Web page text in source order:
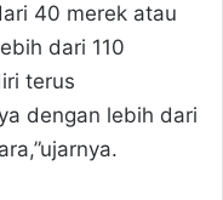
40 merek atau
dari 110
terus
dengan lebih dari